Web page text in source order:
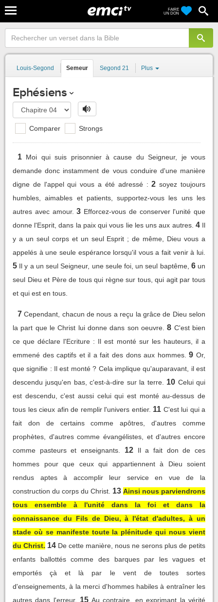
FAIRE
UN DON
Louis-Segond Semeur Segond 21 Plus
Ephésiens
Comparer Strongs
1 Moi qui suis prisonnier à cause du Seigneur, je vous
demande donc instamment de vous conduire d'une manière
digne de l'appel qui vous a été adressé : 2 soyez toujours
humbles, aimables et patients, supportez-vous les uns les
autres avec amour. 3 Efforcez-vous de conserver l'unité que
donne l'Esprit, dans la paix qui vous lie les uns aux autres. 4 Il
y a un seul corps et un seul Esprit ; de même, Dieu vous a
appelés à une seule espérance lorsqu'il vous a fait venir à lui.
5 Il y a un seul Seigneur, une seule foi, un seul baptême, 6 un
seul Dieu et Père de tous qui règne sur tous, qui agit par tous
et qui est en tous.
7 Cependant, chacun de nous a reçu la grâce de Dieu selon
la part que le Christ lui donne dans son oeuvre. 8 C'est bien
ce que déclare l'Ecriture : Il est monté sur les hauteurs, il a
emmené des captifs et il a fait des dons aux hommes. 9 Or,
que signifie : Il est monté ? Cela implique qu'auparavant, il est
descendu jusqu'en bas, c'est-à-dire sur la terre.
10 Celui qui
est descendu, c'est aussi celui qui est monté au-dessus de
tous les cieux afin de remplir l'univers entier. 11 C'est lui qui a
fait don de certains comme apôtres, d'autres comme
prophètes, d'autres comme évangélistes, et d'autres encore
comme pasteurs et enseignants.
12
Il a fait don de ces
hommes pour que ceux qui appartiennent à Dieu soient
rendus aptes à accomplir leur service en vue de la
construction du corps du Christ. 13 Ainsi nous parviendrons
tous ensemble à l'unité dans la foi et dans la
connaissance du Fils de Dieu, à l'état d'adultes, à un
stade où se manifeste toute la plénitude qui nous vient
du Christ. 14 De cette manière, nous ne serons plus de petits
enfants ballottés comme des barques par les vagues et
emportés çà et là par le vent de toutes sortes
d'enseignements, à la merci d'hommes habiles à entraîner les
autres dans l'erreur.
15 Au contraire, en exprimant la vérité